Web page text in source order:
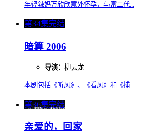
年轻辣妈万欣欣意外怀孕，与富二代...
第34集完结
暗算 2006
导演： 柳云龙
本剧包括《听风》、《看风》和《捕...
第36集完结
亲爱的，回家